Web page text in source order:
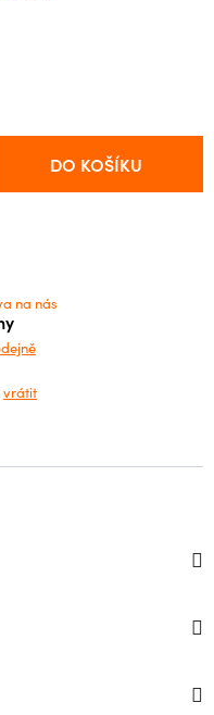
DO KOŠÍKU
na nás
vrátit